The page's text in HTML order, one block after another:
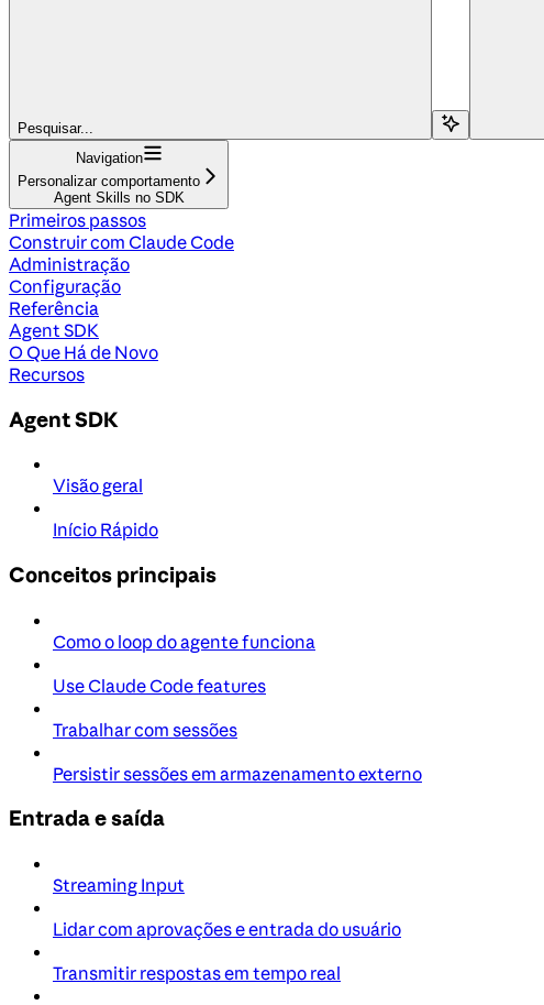
Pesquisar...
Navigation
Personalizar comportamento
Agent Skills no SDK
Primeiros passos
Construir com Claude Code
Administração
Configuração
Referência
Agent SDK
O Que Há de Novo
Recursos
Agent SDK
Visão geral
Início Rápido
Conceitos principais
Como o loop do agente funciona
Use Claude Code features
Trabalhar com sessões
Persistir sessões em armazenamento externo
Entrada e saída
Streaming Input
Lidar com aprovações e entrada do usuário
Transmitir respostas em tempo real